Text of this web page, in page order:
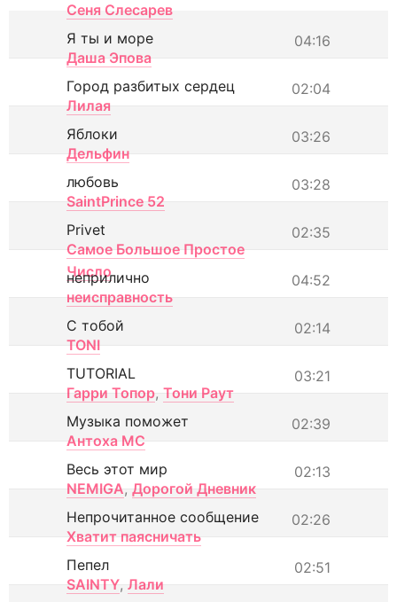
Сеня Слесарев
04:16
Я ты и море
Даша Эпова
02:04
Город разбитых сердец
Лилая
03:26
Яблоки
Дельфин
03:28
любовь
SaintPrince 52
02:35
Privet
Самое Большое Простое
Число
04:52
неприлично
неисправность
02:14
С тобой
TONI
03:21
TUTORIAL
Гарри Топор, Тони Раут
02:39
Музыка поможет
Антоха МС
02:13
Весь этот мир
NEMIGA, Дорогой Дневник
02:26
Непрочитанное сообщение
Хватит паясничать
02:51
Пепел
SAINTY, Лали